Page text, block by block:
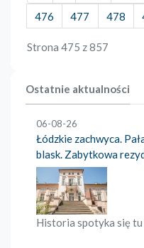
476
477 478
Strona 475 z 857
Ostatnie aktualności
06-08-26
Łódzkie zachwyca.
blask. Zabytkowa
Historia spotyka się